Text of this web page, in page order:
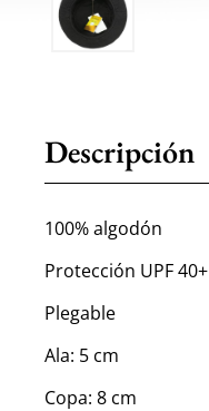
Descripción
100% algodón
Protección UPF 40+
Plegable
Ala: 5 cm
Copa: 8 cm